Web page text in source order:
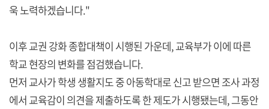
욱 노력하겠습니다."
이후 교권 강화 종합대책이 시행된 가운데, 교육부가 이에 따른
학교 현장의 변화를 점검했습니다.
먼저 교사가 학생 생활지도 중 아동학대로 신고 받으면 조사 과정
에서 교육감이 의견을 제출하도록 한 제도가 시행됐는데, 그동안